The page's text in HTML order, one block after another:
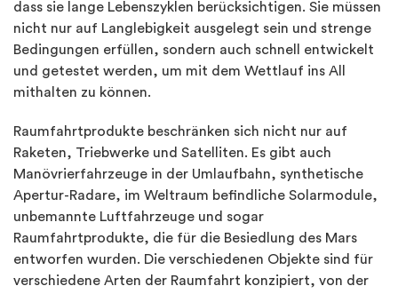
dass sie lange Lebenszyklen berücksichtigen. Sie müssen
nicht nur auf Langlebigkeit ausgelegt sein und strenge
Bedingungen erfüllen, sondern auch schnell entwickelt
und getestet werden, um mit dem Wettlauf ins All
mithalten zu können.
Raumfahrtprodukte beschränken sich nicht nur auf
Raketen, Triebwerke und Satelliten. Es gibt auch
Manövrierfahrzeuge in der Umlaufbahn, synthetische
Apertur-Radare, im Weltraum befindliche Solarmodule,
unbemannte Luftfahrzeuge und sogar
Raumfahrtprodukte, die für die Besiedlung des Mars
entworfen wurden. Die verschiedenen Objekte sind für
verschiedene Arten der Raumfahrt konzipiert, von der